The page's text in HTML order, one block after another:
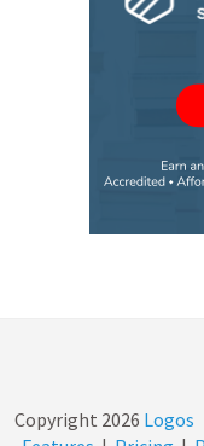
Copyright 2026 Logos